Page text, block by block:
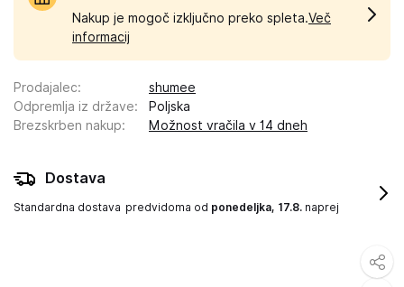
Nakup je mogoč izključno preko spleta.Več
informacij
Prodajalec:
shumee
Odpremlja iz države:
Poljska
Brezskrben nakup: Možnost vračila v 14 dneh
Dostava
Standardna dostava predvidoma od ponedeljka, 17.8. naprej